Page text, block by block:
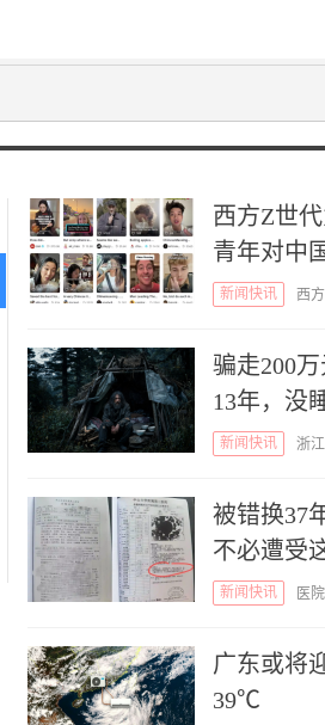
西方Z世
青年对中
新闻快讯 西方
骗走200
13年，没
新闻快讯 浙江
被错换37
不必遭受
新闻快讯 医院
广东或将
39℃